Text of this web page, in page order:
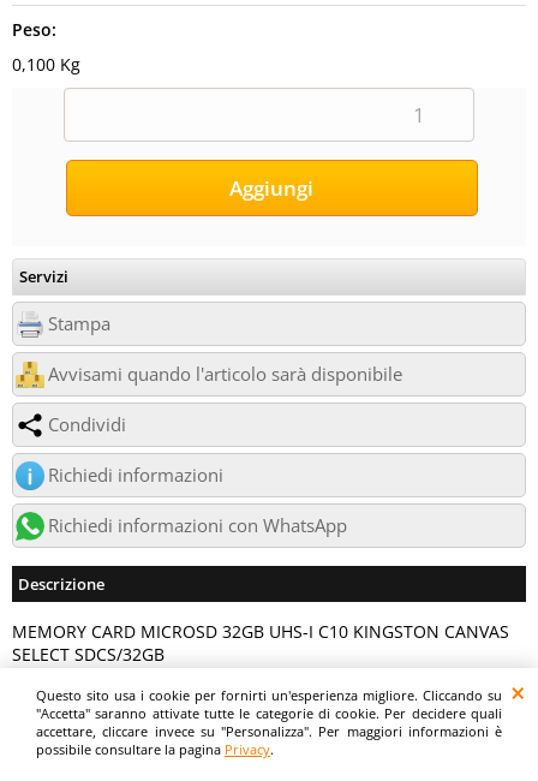
Questo sito usa i cookie per fornirti un'esperienza migliore. Cliccando su
"Accetta" saranno attivate tutte le categorie di cookie. Per decidere quali
accettare, cliccare invece su "Personalizza". Per maggiori informazioni è
possibile consultare la pagina Privacy.
Peso:
0,100 Kg
Servizi
Stampa
Avvisami quando l'articolo sarà disponibile
Condividi
Richiedi informazioni
Richiedi informazioni con WhatsApp
Descrizione
MEMORY CARD MICROSD 32GB UHS-I C10 KINGSTON CANVAS
SELECT SDCS/32GB
Digitalrama Srl - Via del Centenario, 141/143 - 84084 - Lancusi di Fisciano (SA)
- P.IVA 05130560658 - digitalramasrl@pec.it G4AI1U8